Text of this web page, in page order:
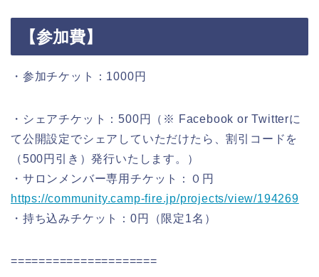
【参加費】
・参加チケット：1000円
・シェアチケット：500円（※ Facebook or Twitterに
て公開設定でシェアしていただけたら、割引コードを
（500円引き）発行いたします。）
・サロンメンバー専用チケット：０円
https://community.camp-fire.jp/projects/view/194269
・持ち込みチケット：0円（限定1名）
=====================